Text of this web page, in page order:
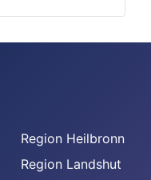
Region Heilbronn
Region Landshut